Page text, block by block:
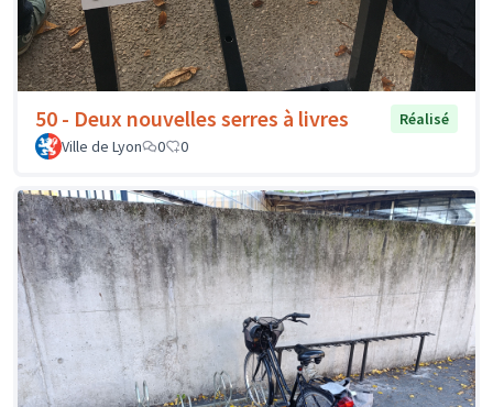
50 - Deux nouvelles serres à livres
Réalisé
Ville de Lyon
0 0